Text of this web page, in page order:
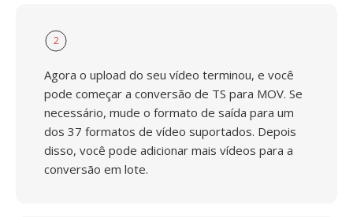
2
Agora o upload do seu vídeo terminou, e você
pode começar a conversão de TS para MOV. Se
necessário, mude o formato de saída para um
dos 37 formatos de vídeo suportados. Depois
disso, você pode adicionar mais vídeos para a
conversão em lote.